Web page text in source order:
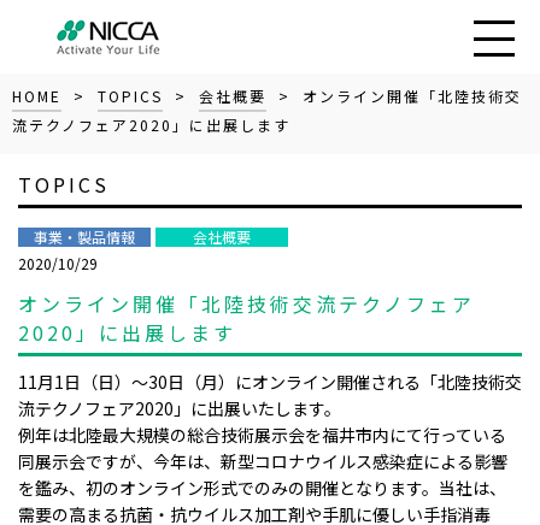
HOME > TOPICS > 会社概要
> オンライン開催「北陸技術交
流テクノフェア2020」に出展します
TOPICS
事業・製品情報
会社概要
2020/10/29
オンライン開催「北陸技術交流テクノフェア
2020」に出展します
11月1日（日）～30日（月）にオンライン開催される「北陸技術交
流テクノフェア2020 」に出展いたします。
例年は北陸最大規模の総合技術展示会を福井市内にて行っている
同展示会ですが、今年は、新型コロナウイルス感染症による影響
を鑑み、初のオンライン形式でのみの開催となります。当社は、
需要の高まる抗菌・抗ウイルス加工剤や手肌に優しい手指消毒